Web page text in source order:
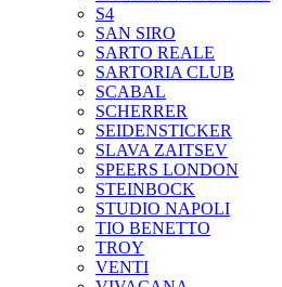
S4
SAN SIRO
SARTO REALE
SARTORIA CLUB
SCABAL
SCHERRER
SEIDENSTICKER
SLAVA ZAITSEV
SPEERS LONDON
STEINBOCK
STUDIO NAPOLI
TIO BENETTO
TROY
VENTI